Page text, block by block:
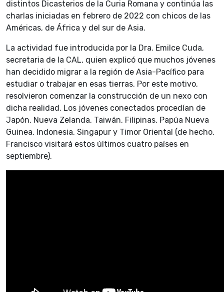
distintos Dicasterios de la Curia Romana y continúa las
charlas iniciadas en febrero de 2022 con chicos de las
Américas, de África y del sur de Asia.
La actividad fue introducida por la Dra. Emilce Cuda,
secretaria de la CAL, quien explicó que muchos jóvenes
han decidido migrar a la región de Asia-Pacífico para
estudiar o trabajar en esas tierras. Por este motivo,
resolvieron comenzar la construcción de un nexo con
dicha realidad. Los jóvenes conectados procedían de
Japón, Nueva Zelanda, Taiwán, Filipinas, Papúa Nueva
Guinea, Indonesia, Singapur y Timor Oriental (de hecho,
Francisco visitará estos últimos cuatro países en
septiembre).